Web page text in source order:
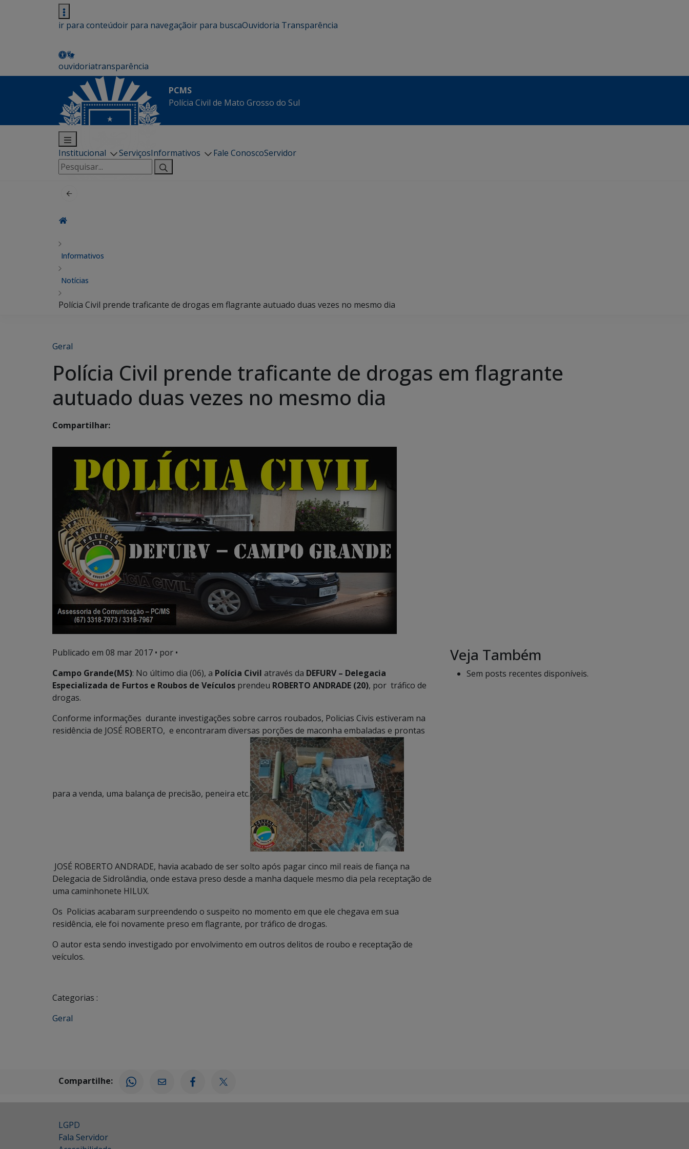
ir para conteúdoir para navegaçãoir para buscaOuvidoria Transparência
ouvidoriatransparência
PCMS
Polícia Civil de Mato Grosso do Sul
Institucional ServiçosInformativos Fale ConoscoServidor
Pesquisar
por:
Informativos
Notícias
Polícia Civil prende traficante de drogas em flagrante autuado duas vezes no mesmo dia
Geral
Polícia Civil prende traficante de drogas em flagrante
autuado duas vezes no mesmo dia
Compartilhar:
Publicado em 08 mar 2017 • por •
Campo Grande(MS): No último dia (06), a Polícia Civil através da DEFURV – Delegacia
Especializada de Furtos e Roubos de Veículos prendeu ROBERTO ANDRADE (20), por tráfico de
drogas.
Conforme informações durante investigações sobre carros roubados, Policias Civis estiveram na
residência de JOSÉ ROBERTO, e encontraram diversas porções de maconha embaladas e prontas
para a venda, uma balança de precisão, peneira etc.
JOSÉ ROBERTO ANDRADE, havia acabado de ser solto após pagar cinco mil reais de fiança na
Delegacia de Sidrolândia, onde estava preso desde a manha daquele mesmo dia pela receptação de
uma caminhonete HILUX.
Os Policias acabaram surpreendendo o suspeito no momento em que ele chegava em sua
residência, ele foi novamente preso em flagrante, por tráfico de drogas.
O autor esta sendo investigado por envolvimento em outros delitos de roubo e receptação de
veículos.
Categorias :
Geral
Veja Também
Sem posts recentes disponíveis.
Compartilhe:
LGPD
Fala Servidor